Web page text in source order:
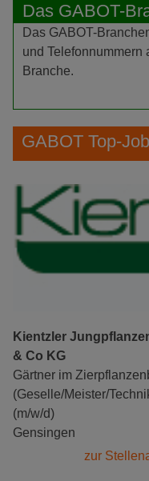
Das GABOT-
Das GABOT-
und Telefonnummern
Branche.
GABOT Top-
Kientzler
& Co KG
Gärtner im
(Geselle/Meister/
(m/w/d)
Gensingen
zur